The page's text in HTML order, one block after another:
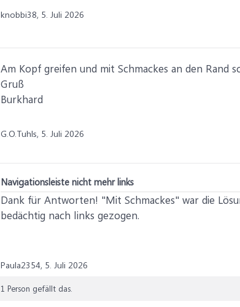
knobbi38, 5. Juli 2026
Am Kopf greifen und mit Schmackes an den Rand
Gruß
Burkhard
G.O.Tuhls, 5. Juli 2026
Navigationsleiste nicht mehr links
Dank für Antworten! "Mit Schmackes" war die
bedächtig nach links gezogen.
Paula2354, 5. Juli 2026
1 Person gefällt das.